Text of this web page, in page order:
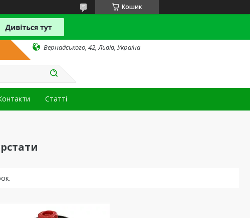
Кошик
Вернадського, 42, Львів, Україна
Статті